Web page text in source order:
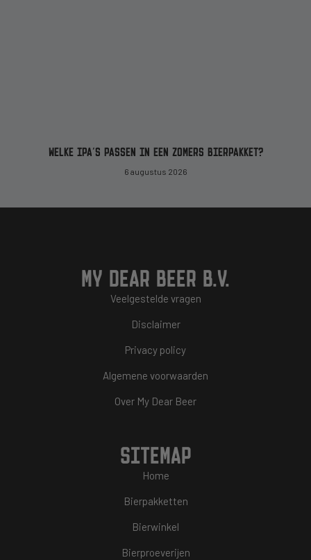
WELKE IPA’S PASSEN IN EEN ZOMERS BIERPAKKET?
6 augustus 2026
MY DEAR BEER B.V.
Veelgestelde vragen
Disclaimer
Privacy policy
Algemene voorwaarden
Over My Dear Beer
SITEMAP
Home
Bierpakketten
Bierwinkel
Bierproeverijen